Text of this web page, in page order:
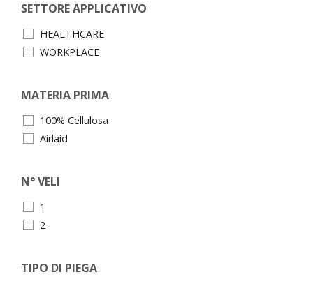
SETTORE APPLICATIVO
HEALTHCARE
WORKPLACE
MATERIA PRIMA
100% Cellulosa
Airlaid
N° VELI
1
2
TIPO DI PIEGA